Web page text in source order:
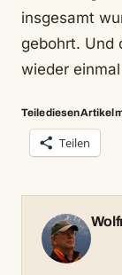
insgesamt
gebohrt. Und
wieder
Teile diesen Artikel
Teilen